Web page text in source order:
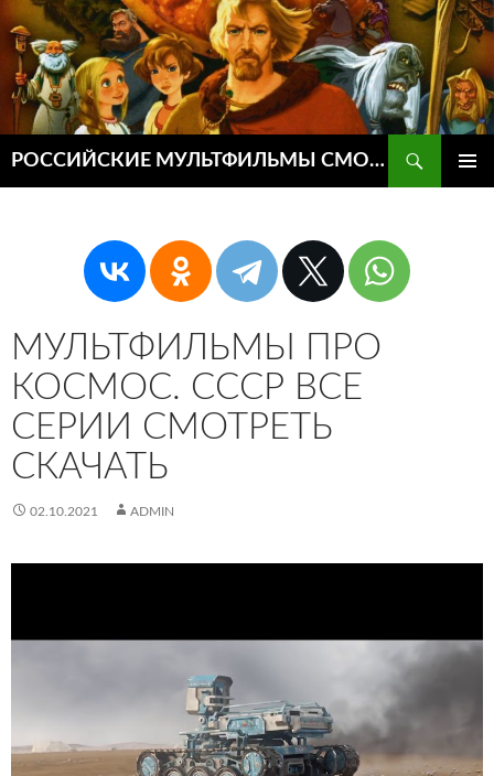
РОССИЙСКИЕ МУЛЬТФИЛЬМЫ СМОТРЕТЬ ОНЛАЙН
МУЛЬТФИЛЬМЫ ПРО
КОСМОС. СССР ВСЕ
СЕРИИ СМОТРЕТЬ
СКАЧАТЬ
02.10.2021 ADMIN